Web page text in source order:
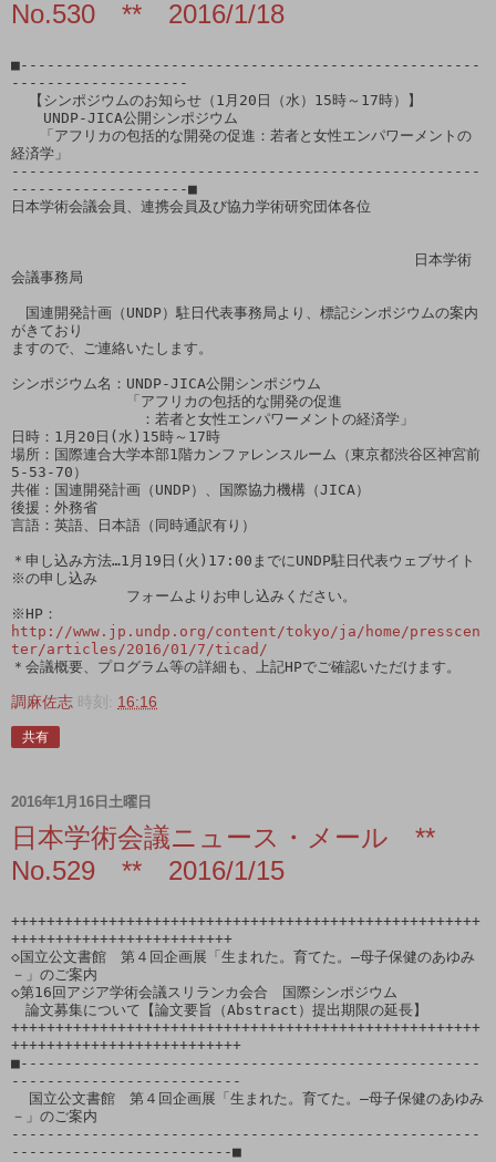
No.530 ** 2016/1/18
■----------------------------------------------------
--------------------
「アフリカの包括的な開発の促進：若者と女性エンパワーメントの
経済学」
-----------------------------------------------------
--------------------■
日本学術会議会員、連携会員及び協力学術研究団体各位
日本学術
会議事務局
国連開発計画（UNDP）駐日代表事務局より、標記シンポジウムの案内
がきており
ますので、ご連絡いたします。
シンポジウム名：UNDP-JICA公開シンポジウム
「アフリカの包括的な開発の促進
：若者と女性エンパワーメントの経済学」
日時：1月20日(水)15時～17時
場所：国際連合大学本部1階カンファレンスルーム（東京都渋谷区神宮前
5-53-70）
共催：国連開発計画（UNDP）、国際協力機構（JICA）
後援：外務省
言語：英語、日本語（同時通訳有り）
＊申し込み方法…1月19日(火)17:00までにUNDP駐日代表ウェブサイト
※の申し込み
フォームよりお申し込みください。
※HP：
http://www.jp.undp.org/content/tokyo/ja/home/presscen
ter/articles/2016/01/7/ticad/
＊会議概要、プログラム等の詳細も、上記HPでご確認いただけます。
調麻佐志 時刻: 16:16
共有
2016年1月16日土曜日
日本学術会議ニュース・メール **
No.529 ** 2016/1/15
+++++++++++++++++++++++++++++++++++++++++++++++++++++
+++++++++++++++++++++++++
◇国立公文書館　第４回企画展「生まれた。育てた。―母子保健のあゆみ
－」のご案内
◇第16回アジア学術会議スリランカ会合　国際シンポジウム
論文募集について【論文要旨（Abstract）提出期限の延長】
+++++++++++++++++++++++++++++++++++++++++++++++++++++
++++++++++++++++++++++++++
■----------------------------------------------------
--------------------------
－」のご案内
-----------------------------------------------------
-------------------------■